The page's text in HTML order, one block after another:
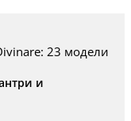
23 модели
и